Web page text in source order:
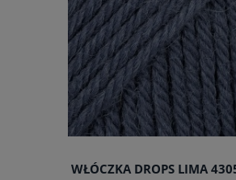
WŁÓCZKA DROPS LIMA